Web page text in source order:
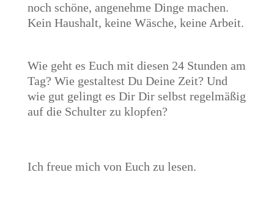
noch schöne, angenehme Dinge machen.
Kein Haushalt, keine Wäsche, keine Arbeit.
Wie geht es Euch mit diesen 24 Stunden am
Tag? Wie gestaltest Du Deine Zeit? Und
wie gut gelingt es Dir Dir selbst regelmäßig
auf die Schulter zu klopfen?
Ich freue mich von Euch zu lesen.